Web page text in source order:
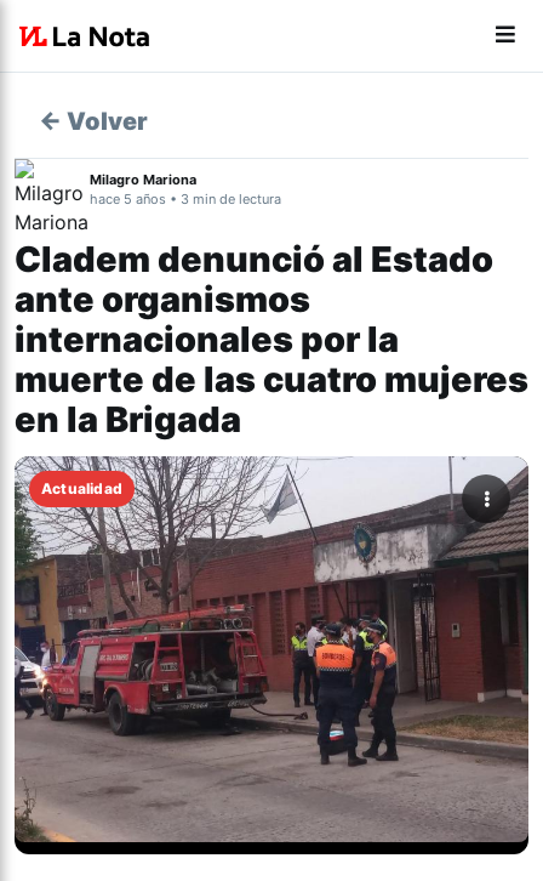
← Volver
Milagro Mariona
hace 5 años • 3 min de lectura
Cladem denunció al Estado
ante organismos
internacionales por la
muerte de las cuatro mujeres
en la Brigada
Actualidad